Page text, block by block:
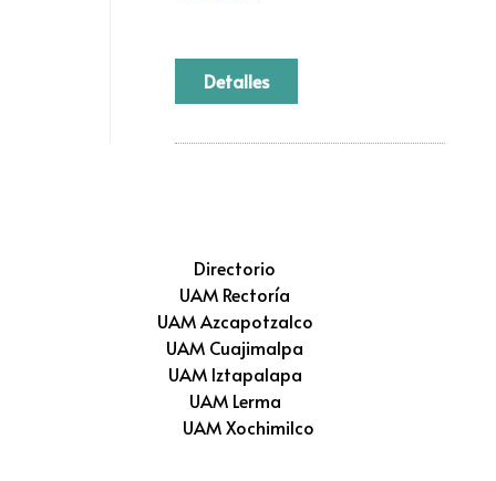
Detalles
Directorio
UAM Rectoría
UAM Azcapotzalco
UAM Cuajimalpa
UAM Iztapalapa
UAM Lerma
UAM Xochimilco